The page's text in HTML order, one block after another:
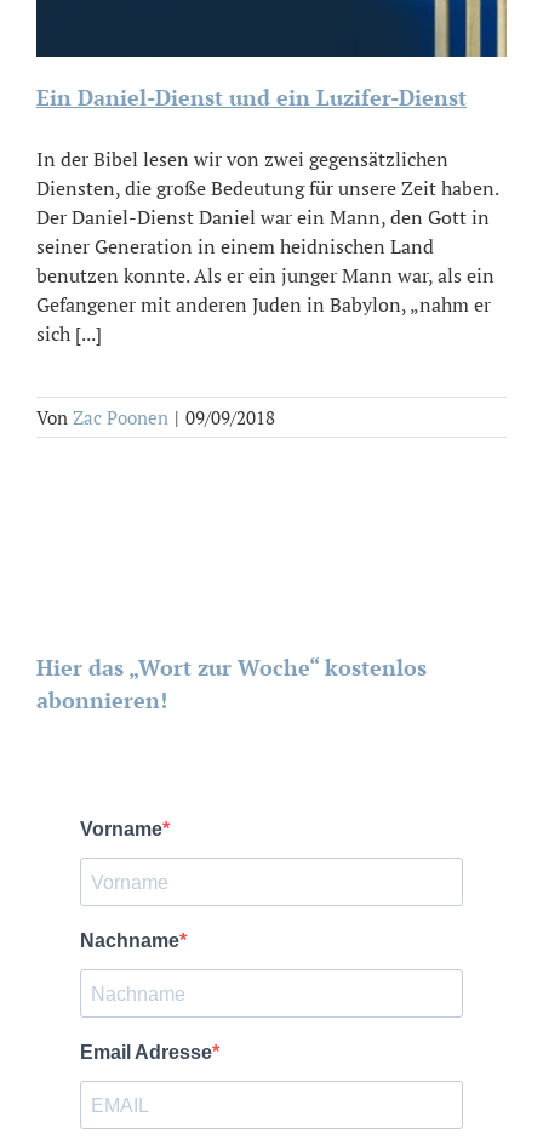
Ein Daniel-Dienst und ein Luzifer-Dienst
In der Bibel lesen wir von zwei gegensätzlichen
Diensten, die große Bedeutung für unsere Zeit haben.
Der Daniel-Dienst Daniel war ein Mann, den Gott in
seiner Generation in einem heidnischen Land
benutzen konnte. Als er ein junger Mann war, als ein
Gefangener mit anderen Juden in Babylon, „nahm er
sich [...]
Von Zac Poonen | 09/09/2018
Hier das „Wort zur Woche“ kostenlos
abonnieren!